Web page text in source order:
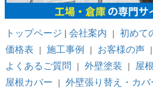
トップページ | 会社案内 ｜ 初めて
価格表 ｜ 施工事例 ｜ お客様の声｜
よくあるご質問 ｜ 外壁塗装 ｜ 屋
屋根カバー ｜ 外壁張り替え・カ